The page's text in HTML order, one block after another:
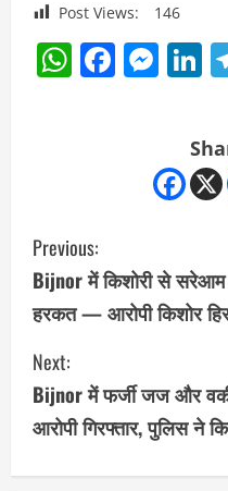
Post Views: 146
C
o
n
t
i
n
Previous:
Bijnor में किशोरी से
हरकत — आरोपी किशोर
Next:
Bijnor में फर्जी जज और
आरोपी गिरफ्तार, पुलिस ने